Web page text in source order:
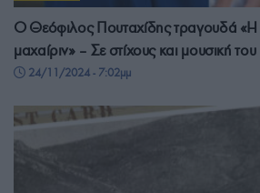
Ο Θεόφιλος Πουταχίδης τραγουδά «Η
μαχαίριν» – Σε στίχους και μουσική
24/11/2024 - 7:02μμ